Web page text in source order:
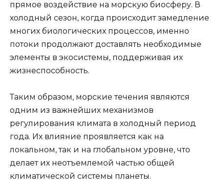
прямое воздействие на морскую биосферу. В
холодный сезон, когда происходит замедление
многих биологических процессов, именно
потоки продолжают доставлять необходимые
элементы в экосистемы, поддерживая их
жизнеспособность.
Таким образом, морские течения являются
одним из важнейших механизмов
регулирования климата в холодный период
года. Их влияние проявляется как на
локальном, так и на глобальном уровне, что
делает их неотъемлемой частью общей
климатической системы планеты.